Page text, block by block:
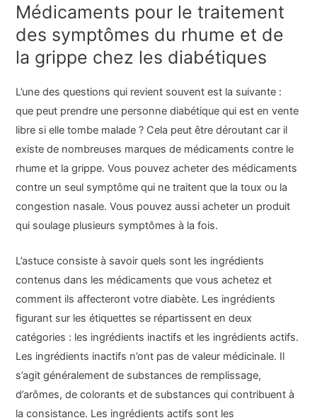
Médicaments pour le traitement
des symptômes du rhume et de
la grippe chez les diabétiques
L’une des questions qui revient souvent est la suivante :
que peut prendre une personne diabétique qui est en vente
libre si elle tombe malade ? Cela peut être déroutant car il
existe de nombreuses marques de médicaments contre le
rhume et la grippe. Vous pouvez acheter des médicaments
contre un seul symptôme qui ne traitent que la toux ou la
congestion nasale. Vous pouvez aussi acheter un produit
qui soulage plusieurs symptômes à la fois.
L’astuce consiste à savoir quels sont les ingrédients
contenus dans les médicaments que vous achetez et
comment ils affecteront votre diabète. Les ingrédients
figurant sur les étiquettes se répartissent en deux
catégories : les ingrédients inactifs et les ingrédients actifs.
Les ingrédients inactifs n’ont pas de valeur médicinale. Il
s’agit généralement de substances de remplissage,
d’arômes, de colorants et de substances qui contribuent à
la consistance. Les ingrédients actifs sont les